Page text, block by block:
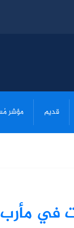
قديم مؤشر
في